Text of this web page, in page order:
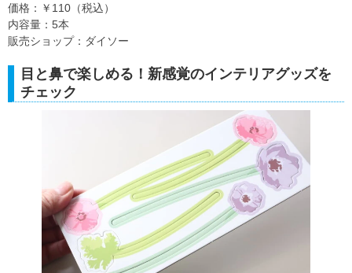
価格：￥110（税込）
内容量：5本
販売ショップ：ダイソー
目と鼻で楽しめる！新感覚のインテリアグッズを
チェック